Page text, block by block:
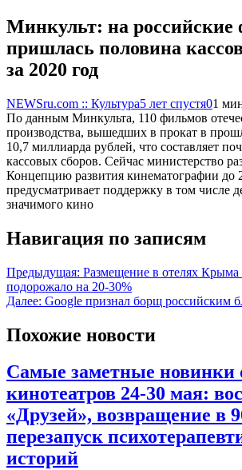
Минкульт: на
пришлась половина
за 2020 год
NEWSru.com :: Культура5 лет спустя01
По данным Минкульта, 110 фильмов
производства, вышедших в прокат в
10,7 миллиарда рублей, что составляет
кассовых сборов. Сейчас министерство
Концепцию развития кинематографии до
предусматривает поддержку в том числе
значимого кино
Навигация по записям
Предыдущая: Размещение в отелях
подорожало на 20-30%
Далее: Google признал борщ российским
Похожие новости
Самые заметные новинки
кинотеатров 24-30 мая:
«Друзей», возвращение в
перезапуск
историй